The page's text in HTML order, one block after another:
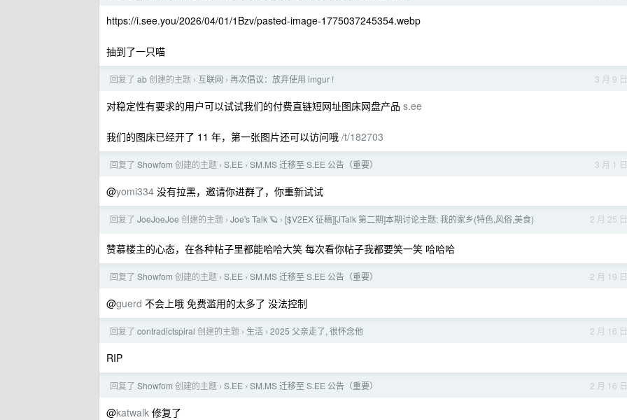
https://i.see.you/2026/04/01/1Bzv/pasted-image-1775037245354.webp
抽到了一只喵
3 月 9 日
回复了 ab创建的主题 › 互联网 › 再次倡议：放弃使用 imgur !
对稳定性有要求的用户可以试试我们的付费直链短网址图床网盘产品 s.ee
我们的图床已经开了 11 年，第一张图片还可以访问哦 /t/182703
3 月 1 日
回复了 Showfom 创建的主题 › S.EE › SM.MS 迁移至 S.EE 公告（重要）
@yomi334 没有拉黑，邀请你进群了，你重新试试
2 月 25 日
回复了 JoeJoeJoe 创建的主题 › Joe's Talk 🪐 › [$V2EX 征稿][JTalk 第二期]本期讨论主题: 我的家乡(特色,风俗,美食)
赞慕楼主的心态，在各种帖子里都能哈哈大笑 每次看你帖子我都要笑一笑 哈哈哈
2 月 19 日
回复了 Showfom 创建的主题 › S.EE › SM.MS 迁移至 S.EE 公告（重要）
@guerd 不会上哦 免费滥用的太多了 没法控制
2 月 16 日
回复了 contradictspiral 创建的主题 › 生活 › 2025 父亲走了, 很怀念他
RIP
2 月 16 日
回复了 Showfom 创建的主题 › S.EE › SM.MS 迁移至 S.EE 公告（重要）
@katwalk 修复了